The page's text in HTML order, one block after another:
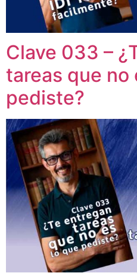
Clave 033 –
tareas que no
pediste?